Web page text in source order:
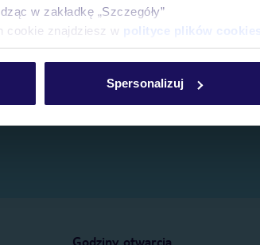
w zakładkę „Szczegóły”
cookie znajdziesz w polityce plików cookies
Spersonalizuj
Godziny otwarcia